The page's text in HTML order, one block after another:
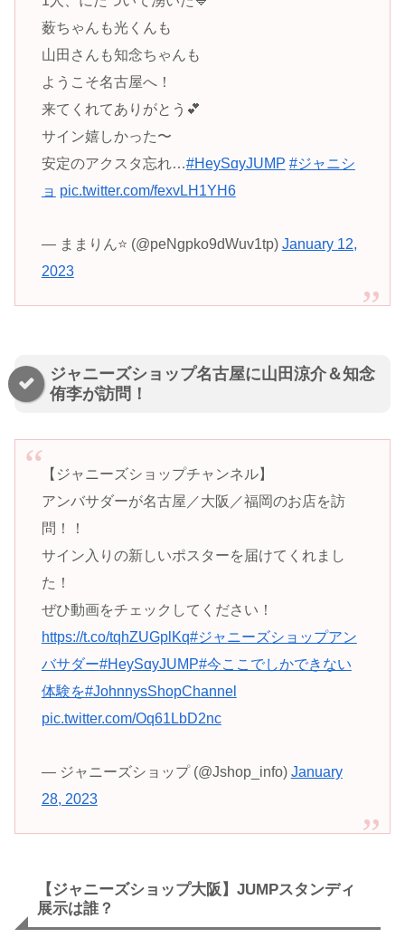
薮ちゃんも光くんも
山田さんも知念ちゃんも
ようこそ名古屋へ！
来てくれてありがとう💕
サイン嬉しかった〜
安定のアクスタ忘れ…#HeySɑyJUMP #ジャニシ
ョ pic.twitter.com/fexvLH1YH6
— ままりん⭐️ (@peNgpko9dWuv1tp) January 12,
2023
ジャニーズショップ名古屋に山田涼介＆知念
侑李が訪問！
【ジャニーズショップチャンネル】
アンバサダーが名古屋／大阪／福岡のお店を訪
問！！
サイン入りの新しいポスターを届けてくれまし
た！
ぜひ動画をチェックしてください！
https://t.co/tqhZUGplKq#ジャニーズショップアン
バサダー#HeySɑyJUMP#今ここでしかできない
体験を#JohnnysShopChannel
pic.twitter.com/Oq61LbD2nc
— ジャニーズショップ (@Jshop_info) January
28, 2023
【ジャニーズショップ大阪】JUMPスタンディ
展示は誰？